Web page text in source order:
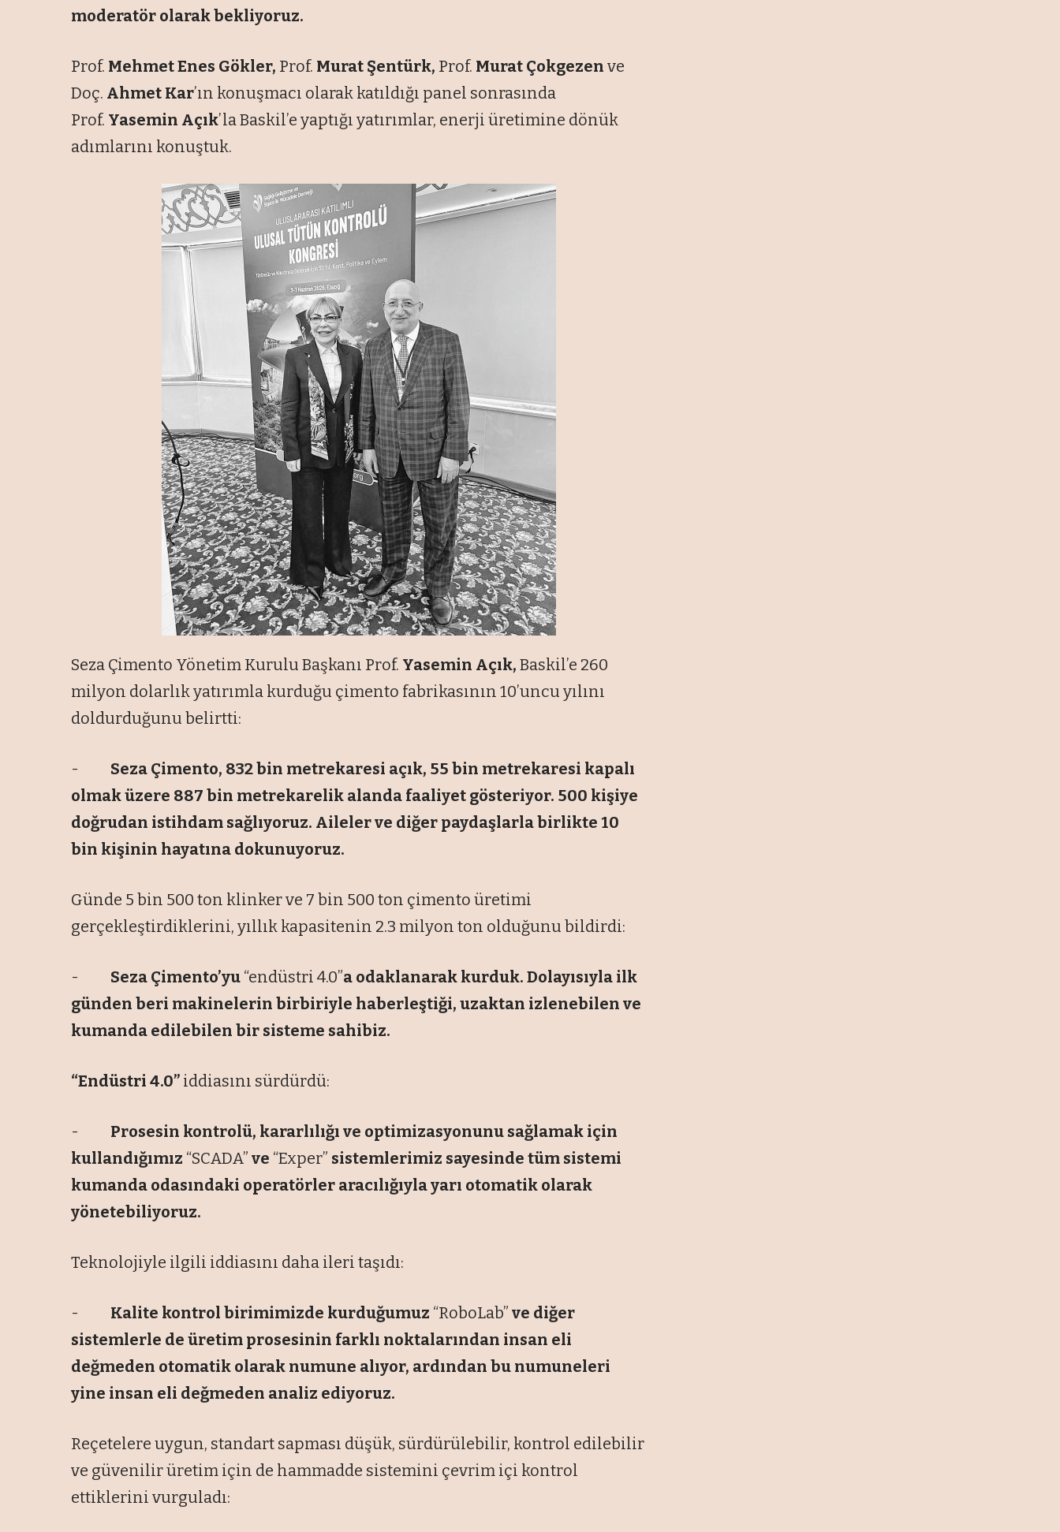
moderatör olarak bekliyoruz.
Prof. Mehmet Enes Gökler, Prof. Murat Şentürk, Prof. Murat Çokgezenve
Doç. Ahmet Kar’ın konuşmacı olarak katıldığı panel sonrasında
Prof. Yasemin Açık’la Baskil’e yaptığı yatırımlar, enerji üretimine dönük
adımlarını konuştuk.
Seza Çimento Yönetim Kurulu Başkanı Prof. Yasemin Açık,Baskil’e 260
milyon dolarlık yatırımla kurduğu çimento fabrikasının 10’uncu yılını
doldurduğunu belirtti:
- Seza Çimento, 832 bin metrekaresi açık, 55 bin metrekaresi kapalı
olmak üzere 887 bin metrekarelik alanda faaliyet gösteriyor. 500 kişiye
doğrudan istihdam sağlıyoruz. Aileler ve diğer paydaşlarla birlikte 10
bin kişinin hayatına dokunuyoruz.
Günde 5 bin 500 ton klinker ve 7 bin 500 ton çimento üretimi
gerçekleştirdiklerini, yıllık kapasitenin 2.3 milyon ton olduğunu bildirdi:
- Seza Çimento’yu “endüstri 4.0”a odaklanarak kurduk. Dolayısıyla ilk
günden beri makinelerin birbiriyle haberleştiği, uzaktan izlenebilen ve
kumanda edilebilen bir sisteme sahibiz.
“Endüstri 4.0” iddiasını sürdürdü:
- Prosesin kontrolü, kararlılığı ve optimizasyonunu sağlamak için
kullandığımız “SCADA”ve “Exper” sistemlerimiz sayesinde tüm sistemi
kumanda odasındaki operatörler aracılığıyla yarı otomatik olarak
yönetebiliyoruz.
Teknolojiyle ilgili iddiasını daha ileri taşıdı:
- Kalite kontrol birimimizde kurduğumuz “RoboLab”ve diğer
sistemlerle de üretim prosesinin farklı noktalarından insan eli
değmeden otomatik olarak numune alıyor, ardından bu numuneleri
yine insan eli değmeden analiz ediyoruz.
Reçetelere uygun, standart sapması düşük, sürdürülebilir, kontrol edilebilir
ve güvenilir üretim için de hammadde sistemini çevrim içi kontrol
ettiklerini vurguladı: